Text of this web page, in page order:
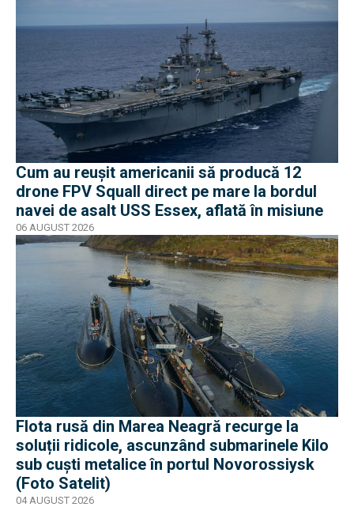
Cum au reușit americanii să producă 12
drone FPV Squall direct pe mare la bordul
navei de asalt USS Essex, aflată în misiune
06 AUGUST 2026
Flota rusă din Marea Neagră recurge la
soluții ridicole, ascunzând submarinele Kilo
sub cuști metalice în portul Novorossiysk
(Foto Satelit)
04 AUGUST 2026